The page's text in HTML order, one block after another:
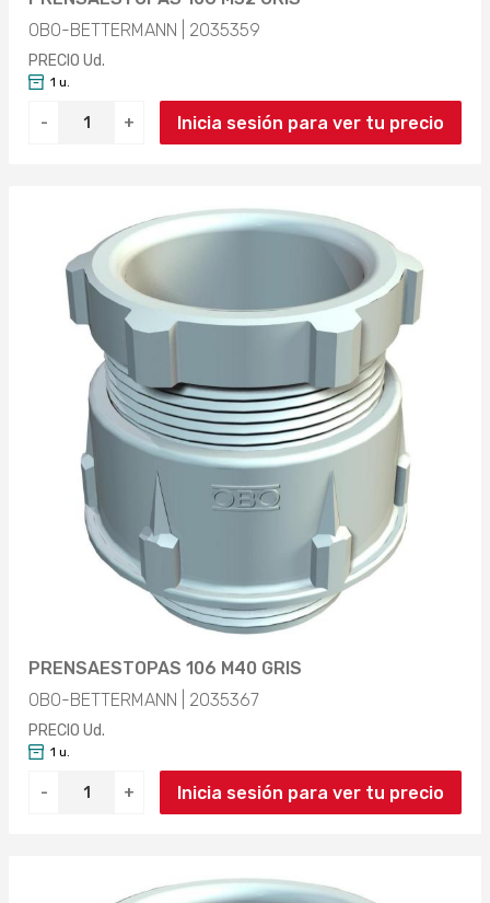
OBO-BETTERMANN | 2035359
PRECIO Ud.
- +
1 u.
Inicia sesión para ver tu precio
PRENSAESTOPAS 106 M40 GRIS
OBO-BETTERMANN | 2035367
PRECIO Ud.
- +
1 u.
Inicia sesión para ver tu precio